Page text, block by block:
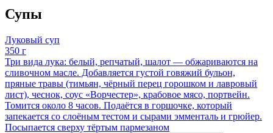
Супы
Луковый суп
350 г
Три вида лука: белый, репчатый, шалот — обжариваются на
сливочном масле. Добавляется густой говяжий бульон,
пряные травы (тимьян, чёрный перец горошком и лавровый
лист), чеснок, соус «Ворчестер», крабовое мясо, портвейн.
Томится около 8 часов. Подаётся в горшочке, который
запекается со слоёным тестом и сырами эмменталь и грюйер.
Посыпается сверху тёртым пармезаном